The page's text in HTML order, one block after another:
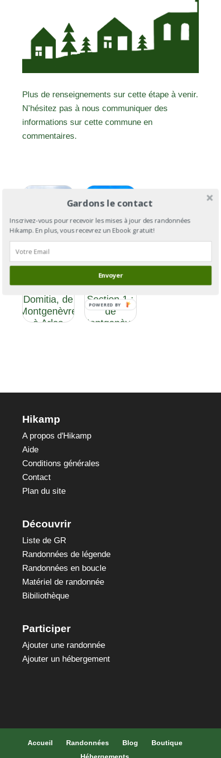
Plus de renseignements sur cette étape à venir.
N’hésitez pas à nous communiquer des
informations sur cette commune en
commentaires.
la Via
Domitia, de
Montgenèvre
à Arles
GR®653D :
la Via
Domitia
Section 1 :
de
Montgenèvre
Hikamp
A propos d'Hikamp
Aide
Conditions générales
Contact
Plan du site
Découvrir
Liste de GR
Randonnées de légende
Randonnées en boucle
Matériel de randonnée
Bibiliothèque
Participer
Ajouter une randonnée
Ajouter un hébergement
Accueil Randonnées Blog
Boutique
Gardons le contact
Inscrivez-vous pour recevoir les mises à jour des randonnées
Hikamp. En plus, vous recevrez un Ebook gratuit!
Envoyer
POWERED BY